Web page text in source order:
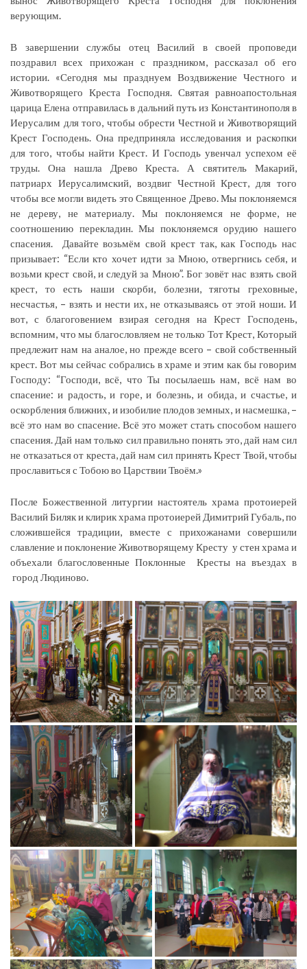
верующим.
В завершении службы отец Василий в своей проповеди
поздравил всех прихожан с праздником, рассказал об его
истории. «Сегодня мы празднуем Воздвижение Честного и
Животворящего Креста Господня. Святая равноапостольная
царица Елена отправилась в дальний путь из Константинополя в
Иерусалим для того, чтобы обрести Честной и Животворящий
Крест Господень. Она предприняла исследования и раскопки
для того, чтобы найти Крест. И Господь увенчал успехом её
труды. Она нашла Древо Креста. А святитель Макарий,
патриарх Иерусалимский, воздвиг Честной Крест, для того
чтобы все могли видеть это Священное Древо. Мы поклоняемся
не дереву, не материалу. Мы поклоняемся не форме, не
соотношению перекладин. Мы поклоняемся орудию нашего
спасения. Давайте возьмём свой крест так, как Господь нас
призывает: “Если кто хочет идти за Мною, отвергнись себя, и
возьми крест свой, и следуй за Мною”. Бог зовёт нас взять свой
крест, то есть наши скорби, болезни, тяготы греховные,
несчастья, – взять и нести их, не отказываясь от этой ноши. И
вот, с благоговением взирая сегодня на Крест Господень,
вспомним, что мы благословляем не только Тот Крест, Который
предлежит нам на аналое, но прежде всего – свой собственный
крест. Вот мы сейчас собрались в храме и этим как бы говорим
Господу: “Господи, всё, что Ты посылаешь нам, всё нам во
спасение: и радость, и горе, и болезнь, и обида, и счастье, и
оскорбления ближних, и изобилие плодов земных, и насмешка, –
всё это нам во спасение. Всё это может стать способом нашего
спасения. Дай нам только сил правильно понять это, дай нам сил
не отказаться от креста, дай нам сил принять Крест Твой, чтобы
прославиться с Тобою во Царствии Твоём.»
После Божественной литургии настоятель храма протоиерей
Василий Биляк и клирик храма протоиерей Димитрий Губаль, по
сложившейся традиции, вместе с прихожанами совершили
славление и поклонение Животворящему Кресту у стен храма и
объехали благословенные Поклонные Кресты на въездах в
город Людиново.